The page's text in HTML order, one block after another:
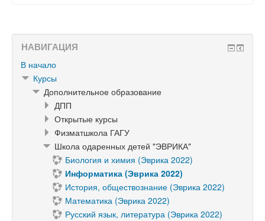
НАВИГАЦИЯ
В начало
Курсы
Дополнительное образование
ДПП
Открытые курсы
Физматшкола ГАГУ
Школа одаренных детей "ЭВРИКА"
Биология и химия (Эврика 2022)
Информатика (Эврика 2022)
История, обществознание (Эврика 2022)
Математика (Эврика 2022)
Русский язык, литература (Эврика 2022)